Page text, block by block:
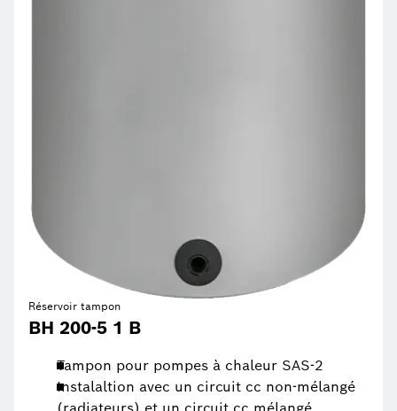
Réservoir tampon
BH 200-5 1 B
Tampon pour pompes à chaleur SAS-2
Instalaltion avec un circuit cc non-mélangé